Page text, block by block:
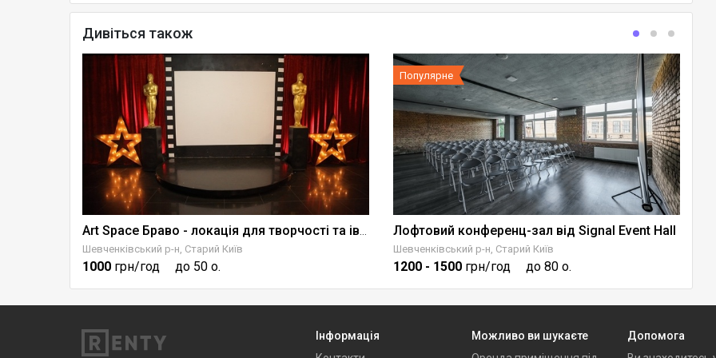
Дивіться також
Шевченківський р-н, Старий Київ
1000 грн/год до 50 о.
Популярне
Лофтовий конференц-зал від Signal Event Hall
Шевченківський р-н, Старий Київ
1200 - 1500 грн/год до 80 о.
Інформація
Можливо ви шукаєте
Допомога